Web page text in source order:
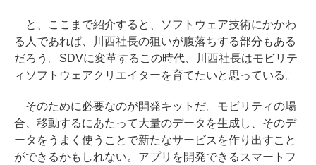
と、ここまで紹介すると、ソフトウェア技術にかかわ
る人であれば、川西社長の狙いが腹落ちする部分もある
だろう。SDVに変革するこの時代、川西社長はモビリテ
ィソフトウェアクリエイターを育てたいと思っている。
そのために必要なのが開発キットだ。モビリティの場
合、移動するにあたって大量のデータを生成し、そのデ
ータをうまく使うことで新たなサービスを作り出すこと
ができるかもしれない。アプリを開発できるスマートフ